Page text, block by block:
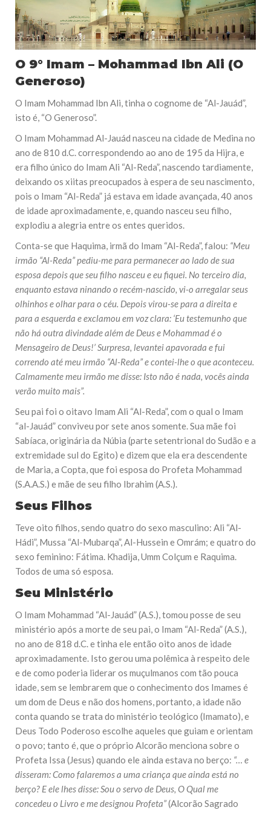
O 9° Imam – Mohammad Ibn Ali (O
Generoso)
O Imam Mohammad Ibn Ali, tinha o cognome de “Al-Jauád”,
isto é, “O Generoso”.
O Imam Mohammad Al-Jauád nasceu na cidade de Medina no
ano de 810 d.C. correspondendo ao ano de 195 da Hijra, e
era filho único do Imam Ali “Al-Reda”, nascendo tardiamente,
deixando os xiitas preocupados à espera de seu nascimento,
pois o Imam “Al-Reda” já estava em idade avançada, 40 anos
de idade aproximadamente, e, quando nasceu seu filho,
explodiu a alegria entre os entes queridos.
Conta-se que Haquima, irmã do Imam “Al-Reda”, falou: “Meu
irmão “Al-Reda” pediu-me para permanecer ao lado de sua
esposa depois que seu filho nasceu e eu fiquei. No terceiro dia,
enquanto estava ninando o recém-nascido, vi-o arregalar seus
olhinhos e olhar para o céu. Depois virou-se para a direita e
para a esquerda e exclamou em voz clara: ‘Eu testemunho que
não há outra divindade além de Deus e Mohammad é o
Mensageiro de Deus!’ Surpresa, levantei apavorada e fui
correndo até meu irmão “Al-Reda” e contei-lhe o que aconteceu.
Calmamente meu irmão me disse: Isto não é nada, vocês ainda
verão muito mais”.
Seu pai foi o oitavo Imam Ali “Al-Reda”, com o qual o Imam
“al-Jauád” conviveu por sete anos somente. Sua mãe foi
Sabíaca, originária da Núbia (parte setentrional do Sudão e a
extremidade sul do Egito) e dizem que ela era descendente
de Maria, a Copta, que foi esposa do Profeta Mohammad
(S.A.A.S.) e mãe de seu filho Ibrahim (A.S.).
Seus Filhos
Teve oito filhos, sendo quatro do sexo masculino: Ali “Al-
Hádi”, Mussa “Al-Mubarqa”, Al-Hussein e Omrám; e quatro do
sexo feminino: Fátima. Khadija, Umm Colçum e Raquima.
Todos de uma só esposa.
Seu Ministério
O Imam Mohammad “Al-Jauád” (A.S.), tomou posse de seu
ministério após a morte de seu pai, o Imam “Al-Reda” (A.S.),
no ano de 818 d.C. e tinha ele então oito anos de idade
aproximadamente. Isto gerou uma polêmica à respeito dele
e de como poderia liderar os muçulmanos com tão pouca
idade, sem se lembrarem que o conhecimento dos Imames é
um dom de Deus e não dos homens, portanto, a idade não
conta quando se trata do ministério teológico (Imamato), e
Deus Todo Poderoso escolhe aqueles que guiam e orientam
o povo; tanto é, que o próprio Alcorão menciona sobre o
Profeta Issa (Jesus) quando ele ainda estava no berço: “… e
disseram: Como falaremos a uma criança que ainda está no
berço? E ele lhes disse: Sou o servo de Deus, O Qual me
concedeu o Livro e me designou Profeta”(Alcorão Sagrado